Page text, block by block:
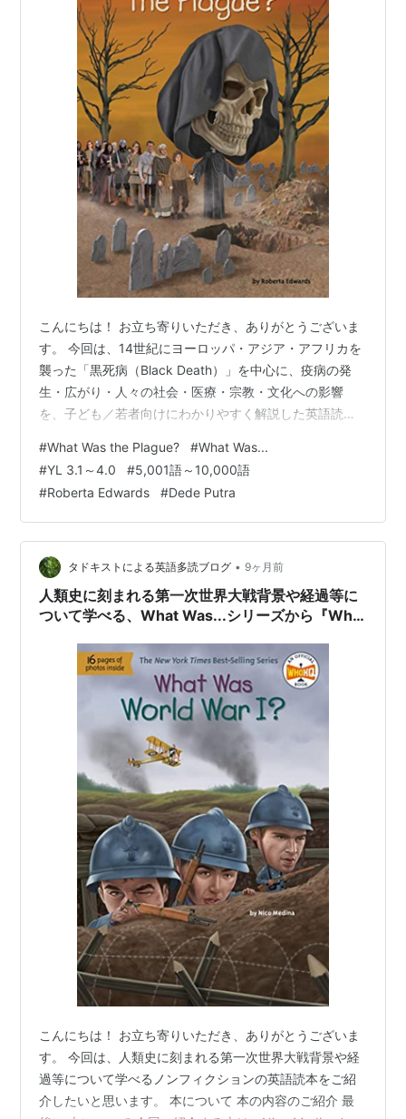
こんにちは！ お立ち寄りいただき、ありがとうございま
す。 今回は、14世紀にヨーロッパ・アジア・アフリカを
襲った「黒死病（Black Death）」を中心に、疫病の発
生・広がり・人々の社会・医療・宗教・文化への影響
を、子ども／若者向けにわかりやすく解説した英語読本
介 最後に 本について 今回ご紹介する本は、Roberta
Edwardsさんが文を、Dede Putraさんがイラストを手掛
けた英語読本、『What Was the Plague?』です。 元々
は、アメリカの子ども向けに書かれた本ですが、日本で
も多読用として人気のあるシリーズです…
#What Was the Plague? #What Was...
#YL 3.1～4.0 #5,001語～10,000語
#Roberta Edwards #Dede Putra
タドキストによる英語多読ブログ • 9ヶ月前
人類史に刻まれる第一次世界大戦背景や経過等に
ついて学べる、What Was...シリーズから『What
こんにちは！ お立ち寄りいただき、ありがとうございま
す。 今回は、人類史に刻まれる第一次世界大戦背景や経
過等について学べるノンフィクションの英語読本をご紹
介したいと思います。 本について 本の内容のご紹介 最